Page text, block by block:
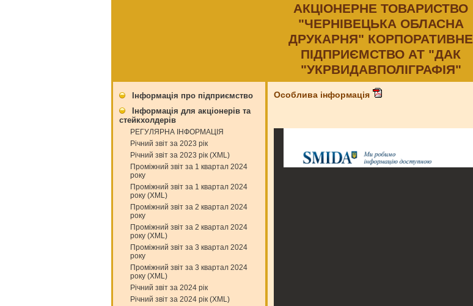
АКЦIОНЕРНЕ ТОВАРИСТВО
"ЧЕРНIВЕЦЬКА ОБЛАСНА
ДРУКАРНЯ" КОРПОРАТИВНЕ
ПIДПРИЄМСТВО АТ "ДАК
"УКРВИДАВПОЛIГРАФIЯ"
Інформація про підприємство
Інформація для акціонерів та
стейкхолдерів
РЕГУЛЯРНА ІНФОРМАЦІЯ
Річний звіт за 2023 рік
Річний звіт за 2023 рік (XML)
Проміжний звіт за 1 квартал 2024
року
Проміжний звіт за 1 квартал 2024
року (XML)
Проміжний звіт за 2 квартал 2024
року
Проміжний звіт за 2 квартал 2024
року (XML)
Проміжний звіт за 3 квартал 2024
року
Проміжний звіт за 3 квартал 2024
року (XML)
Річний звіт за 2024 рік
Річний звіт за 2024 рік (XML)
Особлива інформація